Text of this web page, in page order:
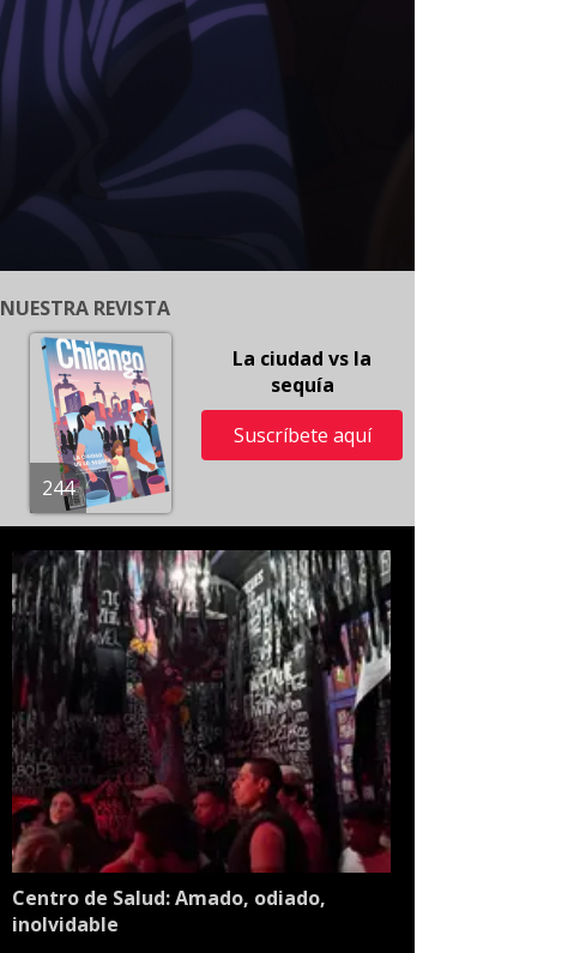
NUESTRA REVISTA
244
La ciudad vs la
sequía
Suscríbete aquí
Centro de Salud: Amado, odiado,
inolvidable